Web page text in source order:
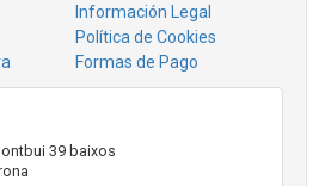
Información Legal
Política de Cookies
Formas de Pago
39 baixos